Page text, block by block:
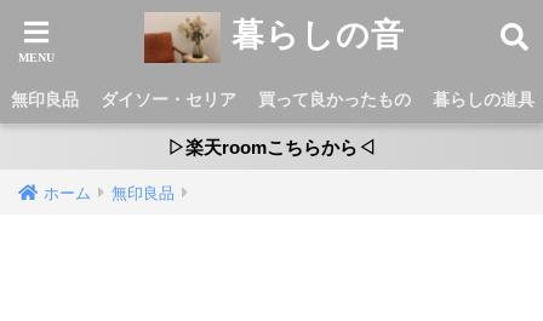
暮らしの音
無印良品 ダイソー・セリア 買って良かったもの 暮らしの道具
▷楽天roomこちらから◁
ホーム 無印良品